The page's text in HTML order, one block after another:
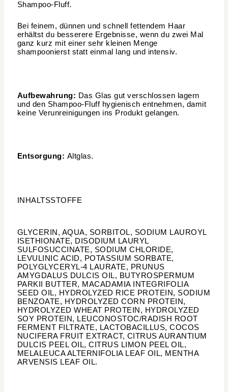
Shampoo-Fluff.
Bei feinem, dünnen und schnell fettendem Haar
erhältst du besserere Ergebnisse, wenn du zwei Mal
ganz kurz mit einer sehr kleinen Menge
shampoonierst statt einmal lang und intensiv.
Aufbewahrung: Das Glas gut verschlossen lagern
und den Shampoo-Fluff hygienisch entnehmen, damit
keine Verunreinigungen ins Produkt gelangen.
Entsorgung: Altglas.
INHALTSSTOFFE
GLYCERIN, AQUA, SORBITOL, SODIUM LAUROYL
ISETHIONATE, DISODIUM LAURYL
SULFOSUCCINATE, SODIUM CHLORIDE,
LEVULINIC ACID, POTASSIUM SORBATE,
POLYGLYCERYL-4 LAURATE, PRUNUS
AMYGDALUS DULCIS OIL, BUTYROSPERMUM
PARKII BUTTER, MACADAMIA INTEGRIFOLIA
SEED OIL, HYDROLYZED RICE PROTEIN, SODIUM
BENZOATE, HYDROLYZED CORN PROTEIN,
HYDROLYZED WHEAT PROTEIN, HYDROLYZED
SOY PROTEIN, LEUCONOSTOC/RADISH ROOT
FERMENT FILTRATE, LACTOBACILLUS, COCOS
NUCIFERA FRUIT EXTRACT, CITRUS AURANTIUM
DULCIS PEEL OIL, CITRUS LIMON PEEL OIL,
MELALEUCA ALTERNIFOLIA LEAF OIL, MENTHA
ARVENSIS LEAF OIL.